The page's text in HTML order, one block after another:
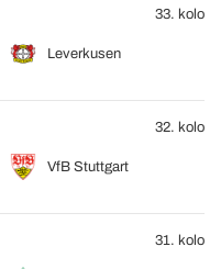
Leverkusen
33. kolo
VfB Stuttgart
32. kolo
31. kolo